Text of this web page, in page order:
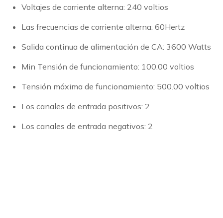
Voltajes de corriente alterna: 240 voltios
Las frecuencias de corriente alterna: 60Hertz
Salida continua de alimentación de CA: 3600 Watts
Min Tensión de funcionamiento: 100.00 voltios
Tensión máxima de funcionamiento: 500.00 voltios
Los canales de entrada positivos: 2
Los canales de entrada negativos: 2